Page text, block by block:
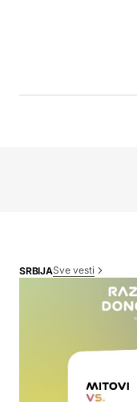
SRBIJASve vesti